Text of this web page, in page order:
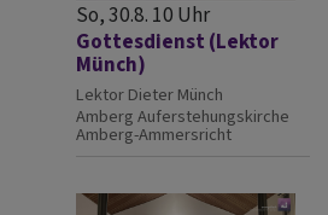
So, 30.8. 10 Uhr
Gottesdienst (Lektor
Münch)
Lektor Dieter Münch
Amberg Auferstehungskirche
Amberg-Ammersricht